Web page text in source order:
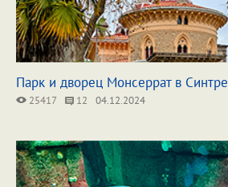
Парк и дворец Монсеррат в Синтре
25417 12 04.12.2024